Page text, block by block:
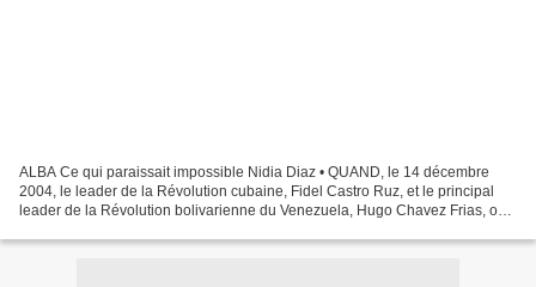
ALBA Ce qui paraissait impossible Nidia Diaz • QUAND, le 14 décembre
2004, le leader de la Révolution cubaine, Fidel Castro Ruz, et le principal
leader de la Révolution bolivarienne du Venezuela, Hugo Chavez Frias, ont